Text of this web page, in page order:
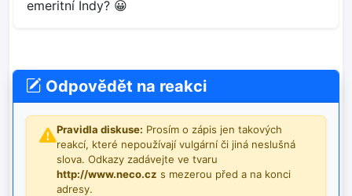
emeritní Indy? 😀
Odpovědět na reakci
Pravidla diskuse: Prosím o zápis jen takových
reakcí, které nepoužívají vulgární či jiná neslušná
slova. Odkazy zadávejte ve tvaru
http://www.neco.cz s mezerou před a na konci
adresy.